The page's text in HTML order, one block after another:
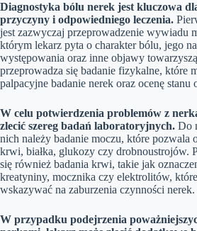
Diagnostyka bólu nerek jest kluczowa
przyczyny i odpowiedniego leczenia.
jest zazwyczaj przeprowadzenie wywiadu
którym lekarz pyta o charakter bólu, jego
występowania oraz inne objawy
przeprowadza się badanie fizykalne, które
palpacyjne badanie nerek oraz ocenę stanu
W celu potwierdzenia problemów z
zlecić szereg badań laboratoryjnych. Do
nich należy badanie moczu, które pozwala
krwi, białka, glukozy czy drobnoustrojów.
się również badania krwi, takie jak
kreatyniny, mocznika czy elektrolitów,
wskazywać na zaburzenia czynności nerek.
W przypadku podejrzenia